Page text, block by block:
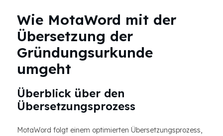
Wie MotaWord mit der
Übersetzung der
Gründungsurkunde
umgeht
Überblick über den
Übersetzungsprozess
MotaWord folgt einem optimierten Übersetzungsprozess,